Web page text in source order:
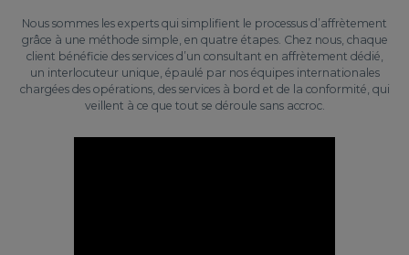
Nous sommes les experts qui simplifient le processus d’affrètement
grâce à une méthode simple, en quatre étapes. Chez nous, chaque
client bénéficie des services d’un consultant en affrètement dédié,
un interlocuteur unique, épaulé par nos équipes internationales
chargées des opérations, des services à bord et de la conformité, qui
veillent à ce que tout se déroule sans accroc.